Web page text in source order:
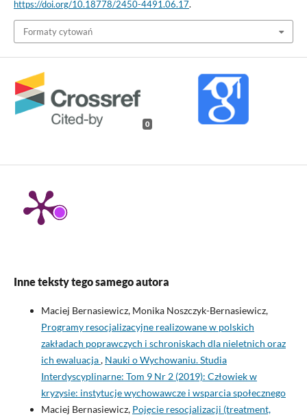
https://doi.org/10.18778/2450-4491.06.17.
Formaty cytowań
0
Inne teksty tego samego autora
Maciej Bernasiewicz, Monika Noszczyk-Bernasiewicz,
Programy resocjalizacyjne realizowane w polskich
zakładach poprawczych i schroniskach dla nieletnich oraz
ich ewaluacja, Nauki o Wychowaniu. Studia
Interdyscyplinarne: Tom 9 Nr 2 (2019): Człowiek w
kryzysie: instytucje wychowawcze i wsparcia społecznego
Maciej Bernasiewicz, Pojęcie resocjalizacji (treatment,